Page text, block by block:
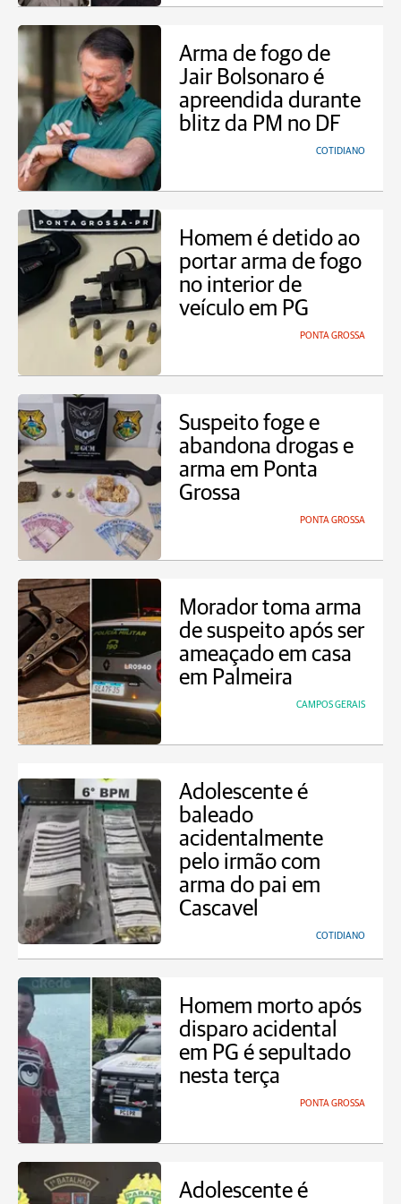
Arma de fogo de
Jair Bolsonaro é
apreendida durante
blitz da PM no DF
COTIDIANO
Homem é detido ao
portar arma de fogo
no interior de
veículo em PG
PONTA GROSSA
Suspeito foge e
abandona drogas e
arma em Ponta
Grossa
PONTA GROSSA
Morador toma arma
de suspeito após ser
ameaçado em casa
em Palmeira
CAMPOS GERAIS
Adolescente é
baleado
acidentalmente
pelo irmão com
arma do pai em
Cascavel
COTIDIANO
Homem morto após
disparo acidental
em PG é sepultado
nesta terça
PONTA GROSSA
Adolescente é